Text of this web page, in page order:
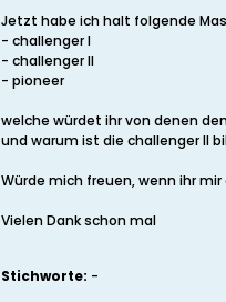
Jetzt habe ich halt folgende
- challenger I
- challenger II
- pioneer
welche würdet ihr von denen
und warum ist die challenger II
Würde mich freuen, wenn ihr
Vielen Dank schon mal
Stichworte: -